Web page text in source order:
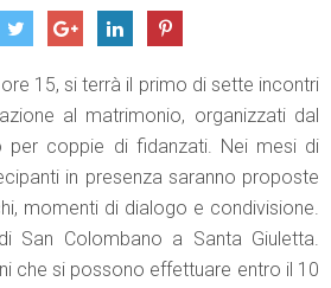
15, si terrà il primo di sette incontri
al matrimonio, organizzati dal
per coppie di fidanzati. Nei mesi di
in presenza saranno proposte
momenti di dialogo e condivisione.
San Colombano a Santa Giuletta.
che si possono effettuare entro il 10